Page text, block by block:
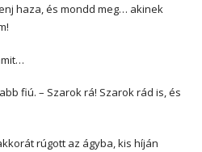
haza, és mondd meg… akinek
fiú. – Szarok rá! Szarok rád is, és
rúgott az ágyba, kis híján